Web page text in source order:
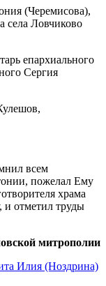
(Черемисова),
села Ловчиково
епархиального
Сергия
всем
пожелал Ему
храма
и отметил труды
митрополии